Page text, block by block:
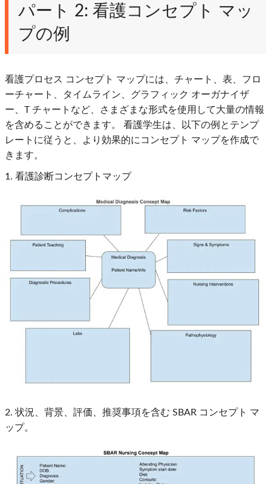
パート 2: 看護コンセプト マッ
プの例
看護プロセス コンセプト マップには、チャート、表、フロ
ーチャート、タイムライン、グラフィック オーガナイザ
ー、T チャートなど、さまざまな形式を使用して大量の情報
を含めることができます。 看護学生は、以下の例とテンプ
レートに従うと、より効果的にコンセプト マップを作成で
きます。
1. 看護診断コンセプトマップ
2. 状況、背景、評価、推奨事項を含む SBAR コンセプト マ
ップ。